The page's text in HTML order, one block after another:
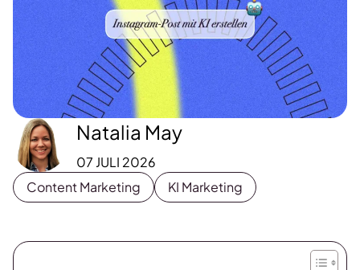
Natalia May
07 JULI 2026
Content Marketing
KI Marketing